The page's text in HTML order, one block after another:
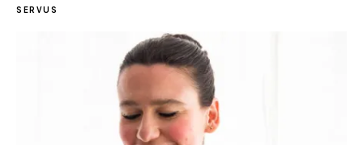
SERVUS